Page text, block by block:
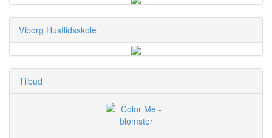
Viborg Husflidsskole
Tilbud